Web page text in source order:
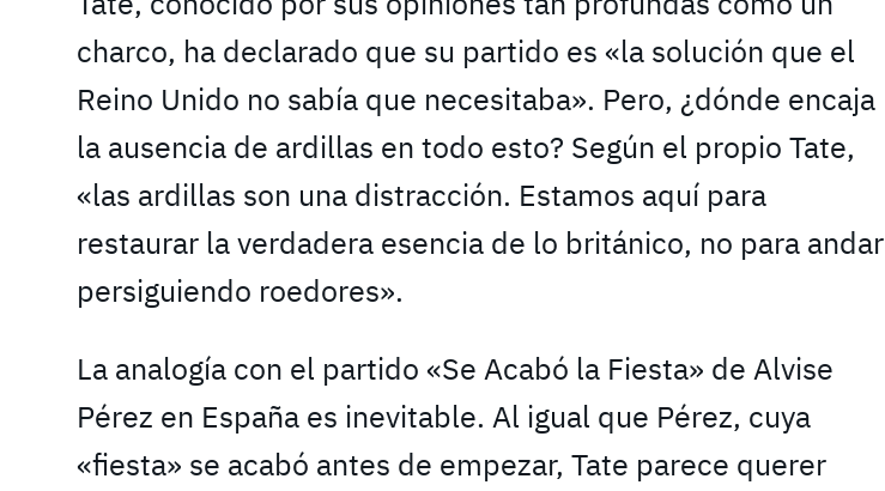
charco, ha declarado que su partido es «la solución que el
Reino Unido no sabía que necesitaba». Pero, ¿dónde encaja
la ausencia de ardillas en todo esto? Según el propio Tate,
«las ardillas son una distracción. Estamos aquí para
restaurar la verdadera esencia de lo británico, no para andar
persiguiendo roedores».
La analogía con el partido «Se Acabó la Fiesta» de Alvise
Pérez en España es inevitable. Al igual que Pérez, cuya
«fiesta» se acabó antes de empezar, Tate parece querer